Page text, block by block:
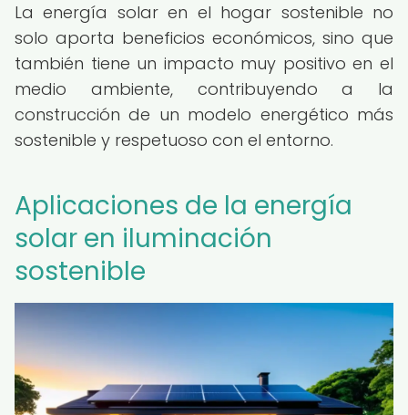
La energía solar en el hogar sostenible no
solo aporta beneficios económicos, sino que
también tiene un impacto muy positivo en el
medio ambiente, contribuyendo a la
construcción de un modelo energético más
sostenible y respetuoso con el entorno.
Aplicaciones de la energía
solar en iluminación
sostenible